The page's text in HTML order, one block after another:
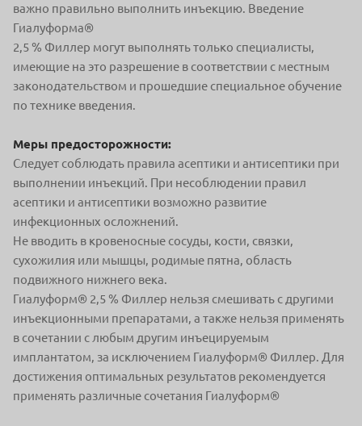
важно правильно выполнить инъекцию. Введение
Гиалуформа®
2,5 % Филлер могут выполнять только специалисты,
имеющие на это разрешение в соответствии с местным
законодательством и прошедшие специальное обучение
по технике введения.
Меры предосторожности:
Следует соблюдать правила асептики и антисептики при
выполнении инъекций. При несоблюдении правил
асептики и антисептики возможно развитие
инфекционных осложнений.
Не вводить в кровеносные сосуды, кости, связки,
сухожилия или мышцы, родимые пятна, область
подвижного нижнего века.
Гиалуформ® 2,5 % Филлер нельзя смешивать с другими
инъекционными препаратами, а также нельзя применять
в сочетании с любым другим инъецируемым
имплантатом, за исключением Гиалуформ® Филлер. Для
достижения оптимальных результатов рекомендуется
применять различные сочетания Гиалуформ®